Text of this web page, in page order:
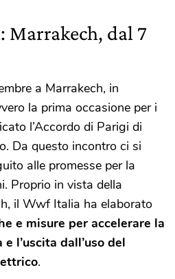
Marrakech, dal 7
a Marrakech, in
la prima occasione per i
l’Accordo di Parigi di
. Da questo incontro ci si
alle promesse per la
Proprio in vista della
il Wwf Italia ha elaborato
e misure per accelerare la
l’uscita dall’uso del
.